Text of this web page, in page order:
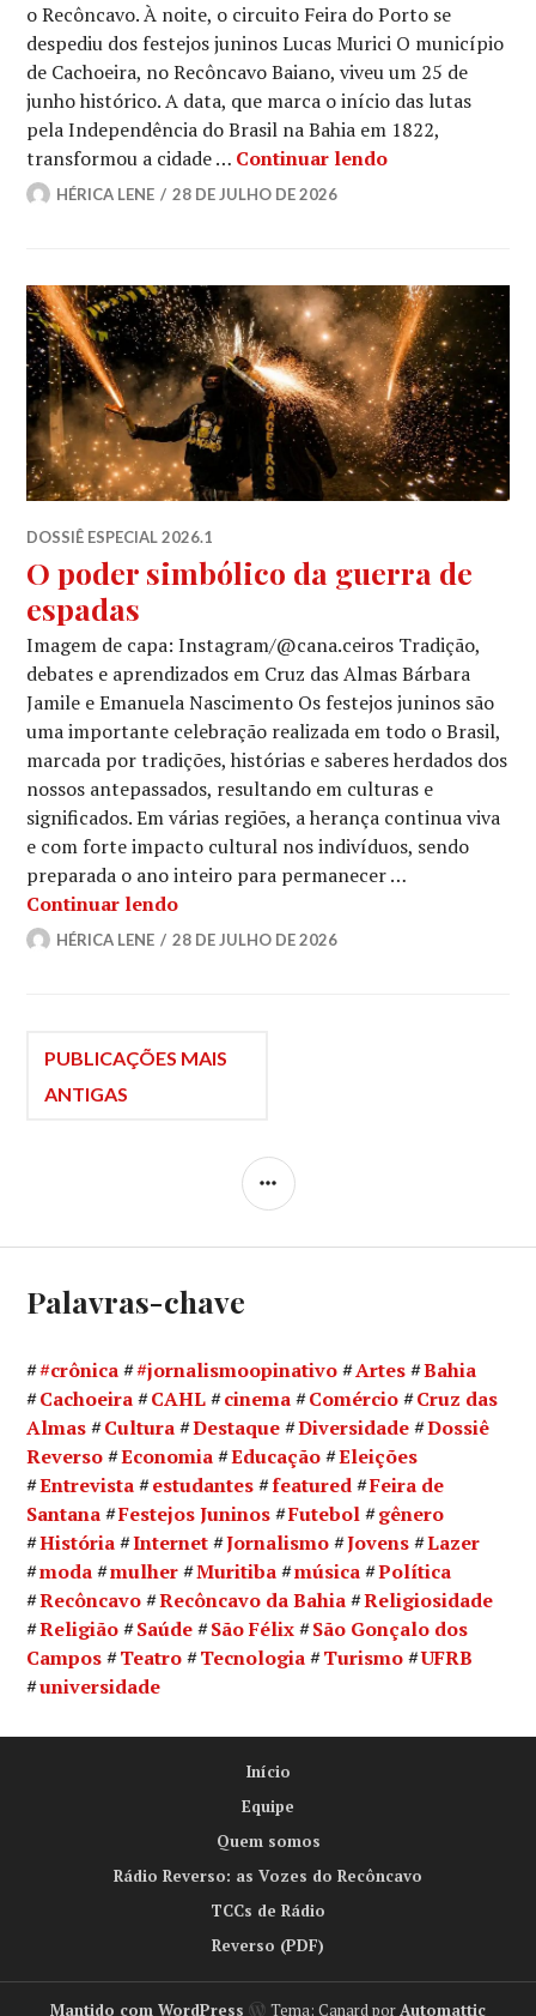
o Recôncavo. À noite, o circuito Feira do Porto se
despediu dos festejos juninos Lucas Murici O município
de Cachoeira, no Recôncavo Baiano, viveu um 25 de
junho histórico. A data, que marca o início das lutas
pela Independência do Brasil na Bahia em 1822,
transformou a cidade … Continuar lendoCachoeira vira
HÉRICA LENE 28 DE JULHO DE 2026
DOSSIÊ ESPECIAL 2026.1
O poder simbólico da guerra de
espadas
Imagem de capa: Instagram/@cana.ceiros Tradição,
debates e aprendizados em Cruz das Almas Bárbara
Jamile e Emanuela Nascimento Os festejos juninos são
uma importante celebração realizada em todo o Brasil,
marcada por tradições, histórias e saberes herdados dos
nossos antepassados, resultando em culturas e
significados. Em várias regiões, a herança continua viva
e com forte impacto cultural nos indivíduos, sendo
preparada o ano inteiro para permanecer …
Continuar lendoO poder simbólico da guerra de
HÉRICA LENE 28 DE JULHO DE 2026
Navegação
PUBLICAÇÕES MAIS
ANTIGAS
LATERAL
Palavras-chave
#crônica #jornalismoopinativo Artes
Bahia
Cachoeira
CAHL cinema Comércio
Cruz das
Almas
Cultura Destaque Diversidade
Dossiê
Reverso
Economia Educação
Eleições
Entrevista
estudantes featured
Feira de
Santana
Festejos Juninos Futebol
gênero
História
Internet Jornalismo Jovens
Lazer
moda
mulher Muritiba música
Política
Recôncavo
Recôncavo da Bahia
Religiosidade
Religião
Saúde São Félix
São Gonçalo dos
Campos
Teatro Tecnologia Turismo
UFRB
universidade
Início
Equipe
Quem somos
Rádio Reverso: as Vozes do Recôncavo
TCCs de Rádio
Reverso (PDF)
Mantido com WordPress Tema: Canard por Automattic